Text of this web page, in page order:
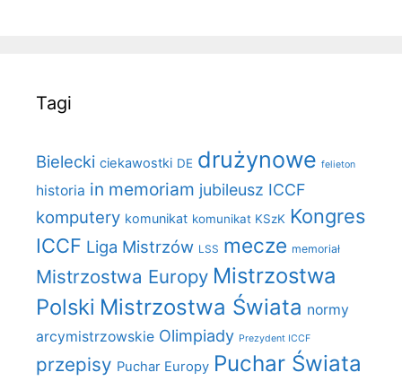
Tagi
Bielecki ciekawostki DE drużynowe felieton
historia in memoriam jubileusz ICCF
komputery komunikat komunikat KSzK Kongres
ICCF Liga Mistrzów LSS mecze memoriał
Mistrzostwa Europy Mistrzostwa
Polski Mistrzostwa Świata normy
arcymistrzowskie Olimpiady Prezydent ICCF
przepisy Puchar Europy Puchar Świata